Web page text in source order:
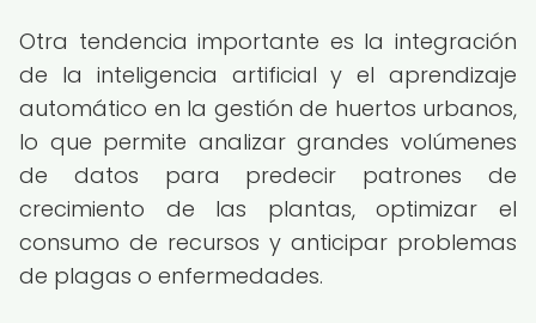
Otra tendencia importante es la integración
de la inteligencia artificial y el aprendizaje
automático en la gestión de huertos urbanos,
lo que permite analizar grandes volúmenes
de datos para predecir patrones de
crecimiento de las plantas, optimizar el
consumo de recursos y anticipar problemas
de plagas o enfermedades.